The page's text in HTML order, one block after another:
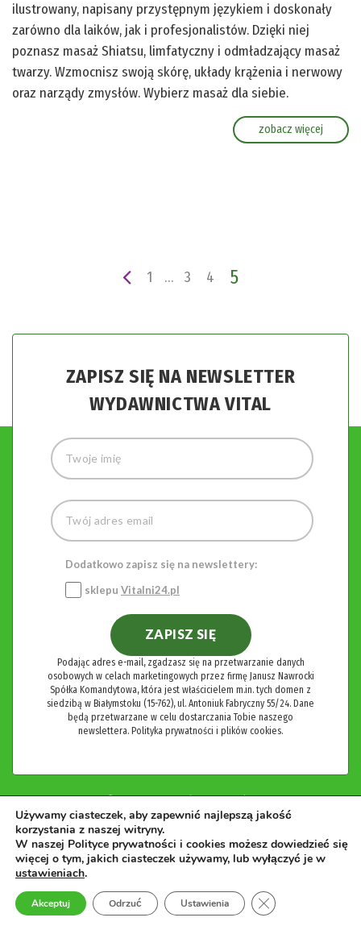
ilustrowany, napisany przystępnym językiem i doskonały
zarówno dla laików, jak i profesjonalistów. Dzięki niej
poznasz masaż Shiatsu, limfatyczny i odmładzający masaż
twarzy. Wzmocnisz swoją skórę, układy krążenia i nerwowy
oraz narządy zmysłów. Wybierz masaż dla siebie.
zobacz więcej
1 … 3 4 5
ZAPISZ SIĘ NA NEWSLETTER
WYDAWNICTWA VITAL
Dodatkowo zapisz się na newslettery:
sklepu Vitalni24.pl
ZAPISZ SIĘ
Podając adres e-mail, zgadzasz się na przetwarzanie danych
osobowych w celach marketingowych przez firmę Janusz Nawrocki
Spółka Komandytowa, która jest właścicielem m.in. tych domen z
siedzibą w Białymstoku (15-762), ul. Antoniuk Fabryczny 55/24. Dane
będą przetwarzane w celu dostarczania Tobie naszego
newslettera. Polityka prywatności i plików cookies.
Wydawnictwo Vital
Używamy ciasteczek, aby zapewnić najlepszą jakość
korzystania z naszej witryny.
W naszej Polityce prywatności i cookies możesz dowiedzieć się
więcej o tym, jakich ciasteczek używamy, lub wyłączyć je w
ustawieniach.
Akceptuj Odrzuć Ustawienia Zamknij panel